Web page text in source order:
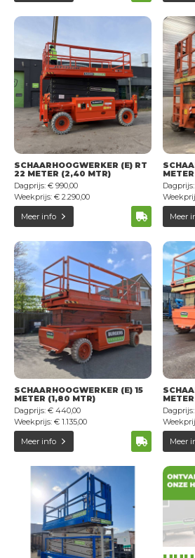
SCHAARHOOGWERKER (E) RT
22 METER (2,40 MTR)
Dagprijs: € 990,00
Weekprijs: € 2.290,00
Meer info
Meer
SCHAARHOOGWERKER (E) 15
METER (1,80 MTR)
Dagprijs: € 440,00
Weekprijs: € 1.135,00
Meer info
Meer